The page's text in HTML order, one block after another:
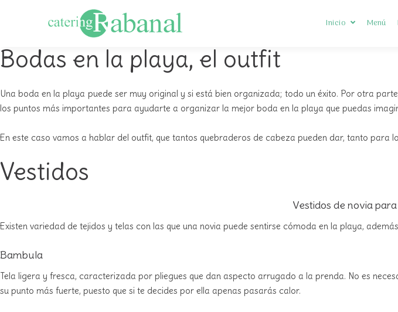
Inicio
Preguntas
Menú
Bodas en la playa, el outfit
Una boda en la playa puede ser muy original y si está bien organizada; todo un éxito. Por otra
los puntos más importantes para ayudarte a organizar la mejor boda en la playa que puedas
En este caso vamos a hablar del outfit, que tantos quebraderos de cabeza pueden dar, tanto para
Vestidos
Vestidos de novia
Existen variedad de tejidos y telas con las que una novia puede sentirse cómoda en la playa,
Bambula
Tela ligera y fresca, caracterizada por pliegues que dan aspecto arrugado a la prenda. No es
su punto más fuerte, puesto que si te decides por ella apenas pasarás calor.